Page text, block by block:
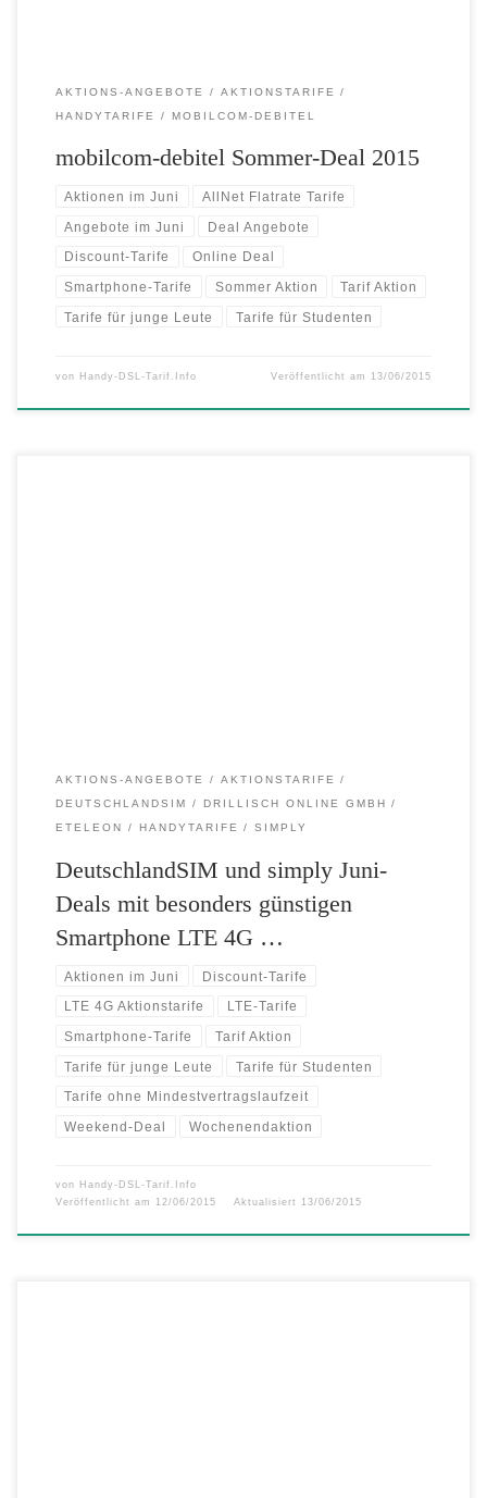
AKTIONS-ANGEBOTE
AKTIONSTARIFE
HANDYTARIFE
MOBILCOM-DEBITEL
mobilcom-debitel Sommer-Deal 2015
Aktionen im Juni AllNet Flatrate Tarife
Angebote im Juni Deal Angebote
Discount-Tarife Online Deal
Smartphone-Tarife Sommer Aktion Tarif Aktion
Tarife für junge Leute Tarife für Studenten
von Handy-DSL-Tarif.Info Veröffentlicht am 13/06/2015
AKTIONS-ANGEBOTE
AKTIONSTARIFE
DEUTSCHLANDSIM
DRILLISCH ONLINE GMBH
ETELEON
HANDYTARIFE SIMPLY
DeutschlandSIM und simply Juni-
Deals mit besonders günstigen
Smartphone LTE 4G …
Aktionen im Juni Discount-Tarife
LTE 4G Aktionstarife LTE-Tarife
Smartphone-Tarife Tarif Aktion
Tarife für junge Leute Tarife für Studenten
Tarife ohne Mindestvertragslaufzeit
Weekend-Deal Wochenendaktion
von Handy-DSL-Tarif.Info
Veröffentlicht am
12/06/2015 Aktualisiert 13/06/2015